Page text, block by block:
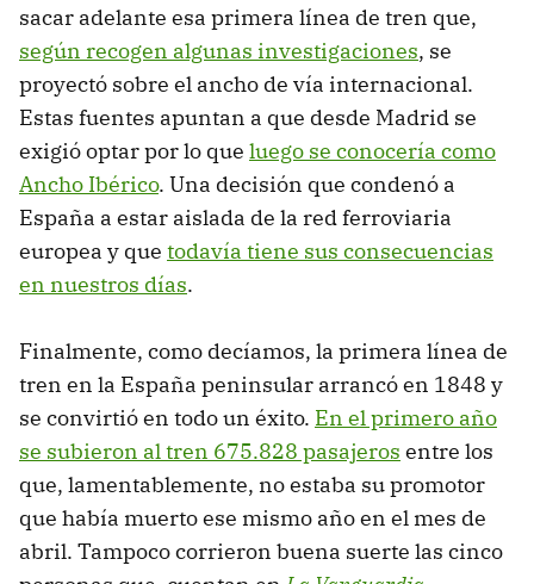
sacar adelante esa primera línea de tren que,
según recogen algunas investigaciones, se
proyectó sobre el ancho de vía internacional.
Estas fuentes apuntan a que desde Madrid se
exigió optar por lo que luego se conocería como
Ancho Ibérico. Una decisión que condenó a
España a estar aislada de la red ferroviaria
europea y que todavía tiene sus consecuencias
en nuestros días.
Finalmente, como decíamos, la primera línea de
tren en la España peninsular arrancó en 1848 y
se convirtió en todo un éxito. En el primero año
se subieron al tren 675.828 pasajeros entre los
que, lamentablemente, no estaba su promotor
que había muerto ese mismo año en el mes de
abril. Tampoco corrieron buena suerte las cinco